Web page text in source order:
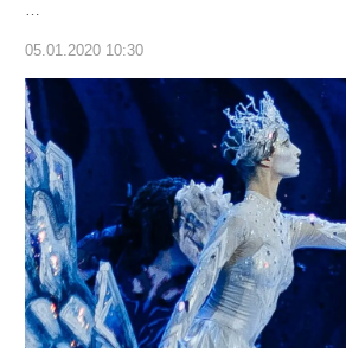
05.01.2020 10:30